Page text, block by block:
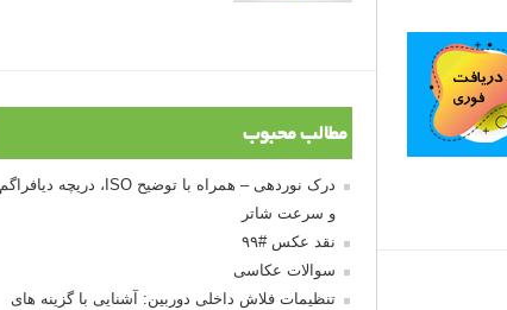
مطالب محبوب
درک نوردهی – همراه با توضیح ISO، دریچه دیافراگم
و سرعت شاتر
نقد عکس #۹۹
سوالات عکاسی
تنظیمات فلاش داخلی دوربین: آشنایی با گزینه های